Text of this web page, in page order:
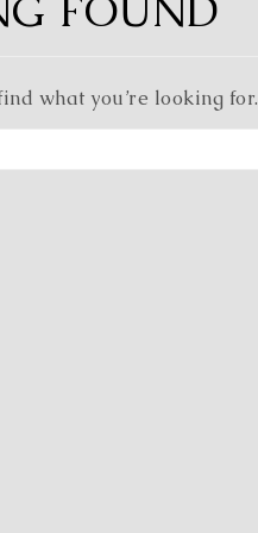
FOUND
what you’re looking